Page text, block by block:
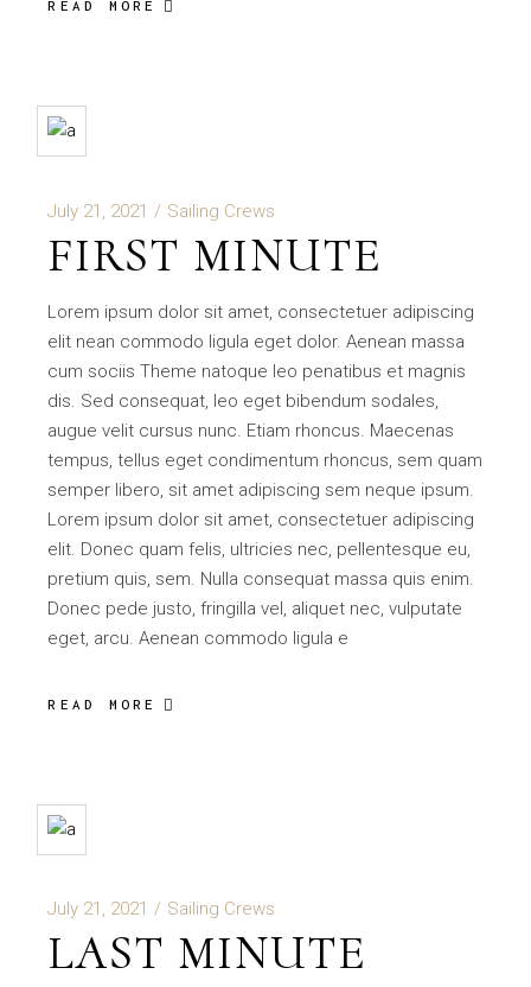
READ MORE
July 21, 2021 Sailing Crews
FIRST MINUTE
Lorem ipsum dolor sit amet, consectetuer adipiscing
elit nean commodo ligula eget dolor. Aenean massa
cum sociis Theme natoque leo penatibus et magnis
dis. Sed consequat, leo eget bibendum sodales,
augue velit cursus nunc. Etiam rhoncus. Maecenas
tempus, tellus eget condimentum rhoncus, sem quam
semper libero, sit amet adipiscing sem neque ipsum.
Lorem ipsum dolor sit amet, consectetuer adipiscing
elit. Donec quam felis, ultricies nec, pellentesque eu,
pretium quis, sem. Nulla consequat massa quis enim.
Donec pede justo, fringilla vel, aliquet nec, vulputate
eget, arcu. Aenean commodo ligula e
READ MORE
July 21, 2021 Sailing Crews
LAST MINUTE